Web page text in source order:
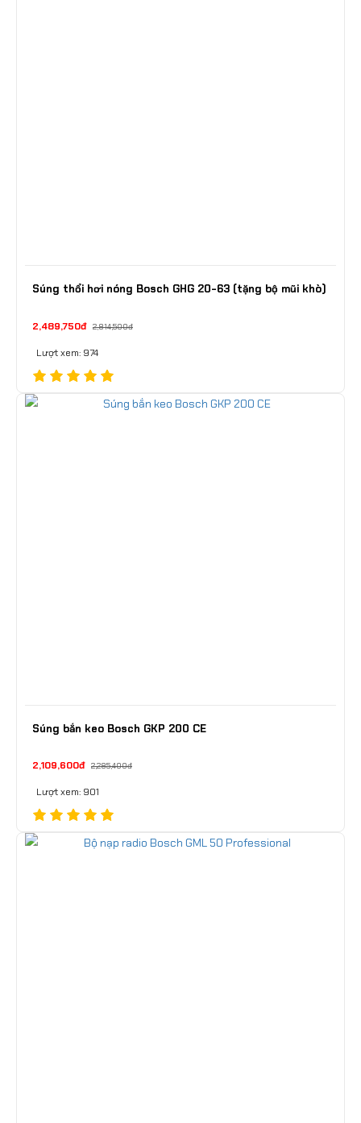
Súng thổi hơi nóng Bosch GHG 20-63 (tặng bộ mũi khò)
2,489,750đ 2,814,500đ
Lượt xem: 974
Súng bắn keo Bosch GKP 200 CE
2,109,600đ 2,285,400đ
Lượt xem: 901